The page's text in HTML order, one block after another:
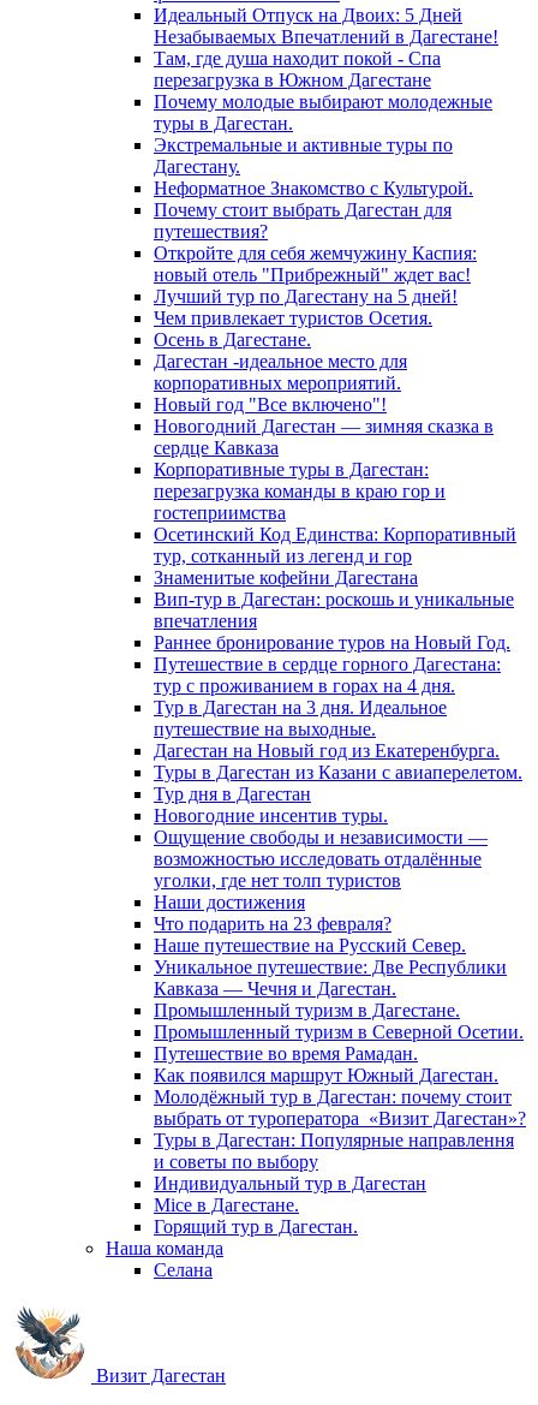
Идеальный Отпуск на Двоих: 5 Дней
Незабываемых Впечатлений в Дагестане!
Там, где душа находит покой - Спа
перезагрузка в Южном Дагестане
Почему молодые выбирают молодежные
туры в Дагестан.
Экстремальные и активные туры по
Дагестану.
Неформатное Знакомство с Культурой.
Почему стоит выбрать Дагестан для
путешествия?
Откройте для себя жемчужину Каспия:
новый отель "Прибрежный" ждет вас!
Лучший тур по Дагестану на 5 дней!
Чем привлекает туристов Осетия.
Осень в Дагестане.
Дагестан -идеальное место для
корпоративных мероприятий.
Новый год "Все включено"!
Новогодний Дагестан — зимняя сказка в
сердце Кавказа
Корпоративные туры в Дагестан:
перезагрузка команды в краю гор и
гостеприимства
Осетинский Код Единства: Корпоративный
тур, сотканный из легенд и гор
Знаменитые кофейни Дагестана
Вип-тур в Дагестан: роскошь и уникальные
впечатления
Раннее бронирование туров на Новый Год.
Путешествие в сердце горного Дагестана:
тур с проживанием в горах на 4 дня.
Тур в Дагестан на 3 дня. Идеальное
путешествие на выходные.
Дагестан на Новый год из Екатеренбурга.
Туры в Дагестан из Казани с авиаперелетом.
Тур дня в Дагестан
Новогодние инсентив туры.
Ощущение свободы и независимости —
возможностью исследовать отдалённые
уголки, где нет толп туристов
Наши достижения
Что подарить на 23 февраля?
Наше путешествие на Русский Север.
Уникальное путешествие: Две Республики
Кавказа — Чечня и Дагестан.
Промышленный туризм в Дагестане.
Промышленный туризм в Северной Осетии.
Путешествие во время Рамадан.
Как появился маршрут Южный Дагестан.
Молодёжный тур в Дагестан: почему стоит
выбрать от туроператора «Визит Дагестан»?
Туры в Дагестан: Популярные направлення
и советы по выбору
Индивидуальный тур в Дагестан
Mice в Дагестане.
Горящий тур в Дагестан.
Наша команда
Селана
Визит Дагестан